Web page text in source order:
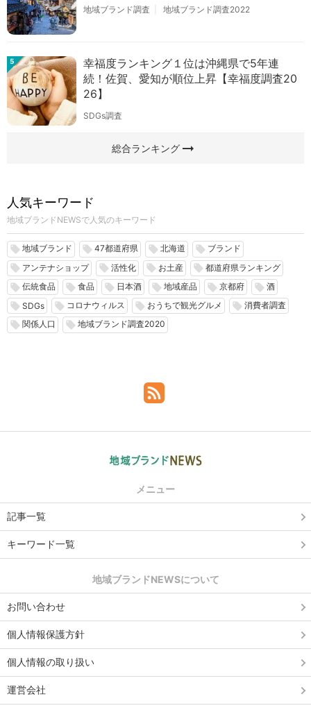
地域ブランド調査 地域ブランド調査2022
5
幸福度ランキング１位は沖縄県で5年連
続！佐賀、愛知が順位上昇【幸福度調査20
26】
SDGs調査
総合ランキングarrow_right_alt
人気キーワード
地域ブランドNEWSで人気のキーワード
local_offer 地域ブランド local_offer 47都道府県 local_offer 北海道 local_offer ブランド
local_offer アンテナショップ local_offer 活性化 local_offer お土産 local_offer 都道府県ランキング
local_offer 伝統食品 local_offer 食品 local_offer 日本酒 local_offer 地域産品 local_offer 京都府 local_offer 酒
local_offer SDGs local_offer コロナウィルス local_offer おうちで観光グルメ local_offer 消費者調査
local_offer 関係人口 local_offer 地域ブランド調査2020
メニュー
記事一覧
キーワード一覧
地域ブランドNEWSについて
お問い合わせ
個人情報保護方針
個人情報の取り扱い
運営会社